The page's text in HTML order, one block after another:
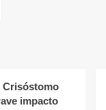
Crisóstomo
impacto